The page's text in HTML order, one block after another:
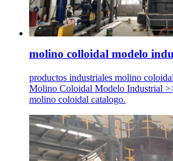
molino colloidal modelo
productos industriales molino
Molino Coloidal Modelo Industrial
molino coloidal catalogo.